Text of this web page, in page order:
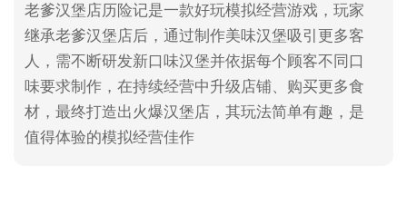
老爹汉堡店历险记是一款好玩模拟经营游戏，玩家
继承老爹汉堡店后，通过制作美味汉堡吸引更多客
人，需不断研发新口味汉堡并依据每个顾客不同口
味要求制作，在持续经营中升级店铺、购买更多食
材，最终打造出火爆汉堡店，其玩法简单有趣，是
值得体验的模拟经营佳作